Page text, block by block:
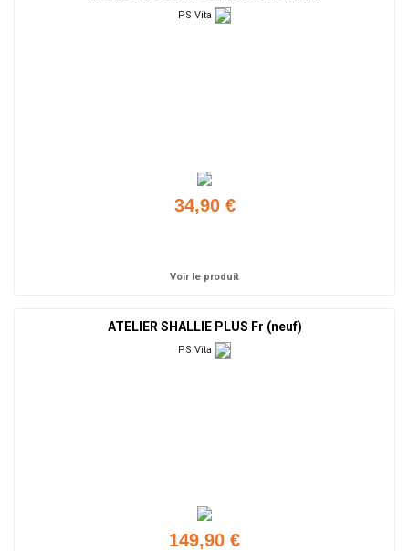
PS Vita
34,90 €
Voir le produit
ATELIER SHALLIE PLUS Fr (neuf)
PS Vita
149,90 €